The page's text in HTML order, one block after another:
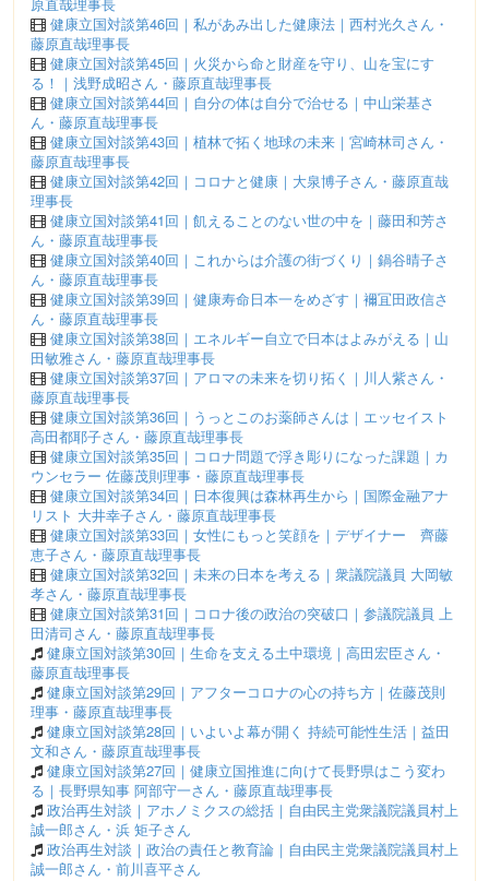
健康立国対談第46回｜私があみ出した健康法｜西村光久さん・
藤原直哉理事長
健康立国対談第45回｜火災から命と財産を守り、山を宝にす
る！｜浅野成昭さん・藤原直哉理事長
健康立国対談第44回｜自分の体は自分で治せる｜中山栄基さ
ん・藤原直哉理事長
健康立国対談第43回｜植林で拓く地球の未来｜宮崎林司さん・
藤原直哉理事長
健康立国対談第42回｜コロナと健康｜大泉博子さん・藤原直哉
理事長
健康立国対談第41回｜飢えることのない世の中を｜藤田和芳さ
ん・藤原直哉理事長
健康立国対談第40回｜これからは介護の街づくり｜鍋谷晴子さ
ん・藤原直哉理事長
健康立国対談第39回｜健康寿命日本一をめざす｜襧冝田政信さ
ん・藤原直哉理事長
健康立国対談第38回｜エネルギー自立で日本はよみがえる｜山
田敏雅さん・藤原直哉理事長
健康立国対談第37回｜アロマの未来を切り拓く｜川人紫さん・
藤原直哉理事長
健康立国対談第36回｜うっとこのお薬師さんは｜エッセイスト
高田都耶子さん・藤原直哉理事長
健康立国対談第35回｜コロナ問題で浮き彫りになった課題｜カ
ウンセラー 佐藤茂則理事・藤原直哉理事長
健康立国対談第34回｜日本復興は森林再生から｜国際金融アナ
リスト 大井幸子さん・藤原直哉理事長
健康立国対談第33回｜女性にもっと笑顔を｜デザイナー 齊藤
恵子さん・藤原直哉理事長
健康立国対談第32回｜未来の日本を考える｜衆議院議員 大岡敏
孝さん・藤原直哉理事長
健康立国対談第31回｜コロナ後の政治の突破口｜参議院議員 上
田清司さん・藤原直哉理事長
健康立国対談第30回｜生命を支える土中環境｜高田宏臣さん・
藤原直哉理事長
健康立国対談第29回｜アフターコロナの心の持ち方｜佐藤茂則
理事・藤原直哉理事長
健康立国対談第28回｜いよいよ幕が開く 持続可能性生活｜益田
文和さん・藤原直哉理事長
健康立国対談第27回｜健康立国推進に向けて長野県はこう変わ
る｜長野県知事 阿部守一さん・藤原直哉理事長
政治再生対談｜アホノミクスの総括｜自由民主党衆議院議員村上
誠一郎さん・浜 矩子さん
政治再生対談｜政治の責任と教育論｜自由民主党衆議院議員村上
誠一郎さん・前川喜平さん